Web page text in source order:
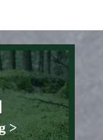
>